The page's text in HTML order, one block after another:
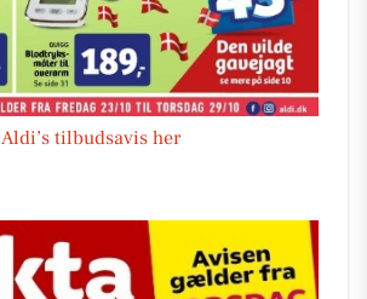
Aldi’s tilbudsavis her